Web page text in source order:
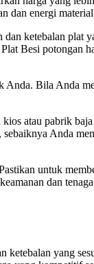
dan energi
ketebalan plat
Besi potongan
Anda. Bila Anda
atau pabrik
Anda
untuk
dan
yang